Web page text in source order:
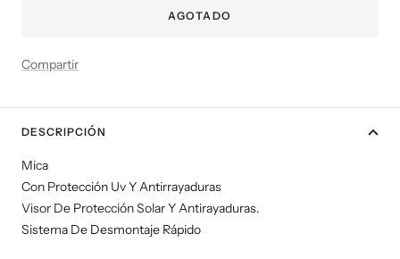
AGOTADO
Compartir
DESCRIPCIÓN
Mica
Con Protección Uv Y Antirrayaduras
Visor De Protección Solar Y Antirayaduras.
Sistema De Desmontaje Rápido